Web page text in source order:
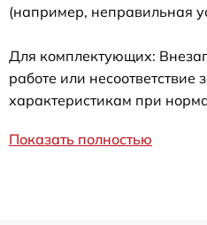
(например, неправильная
Для комплектующих:
работе или несоответствие
характеристикам при
Показать полностью